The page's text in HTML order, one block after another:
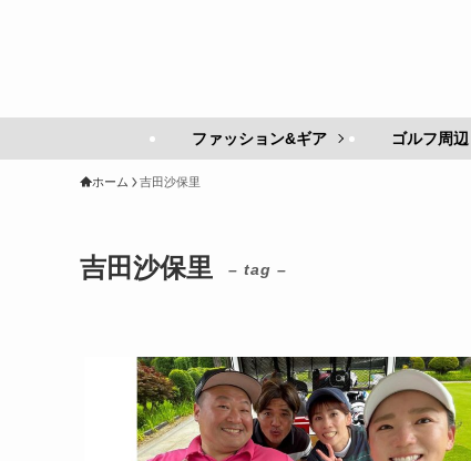
ファッション&ギア ゴルフ周辺
ホーム 吉田沙保里
吉田沙保里 – tag –